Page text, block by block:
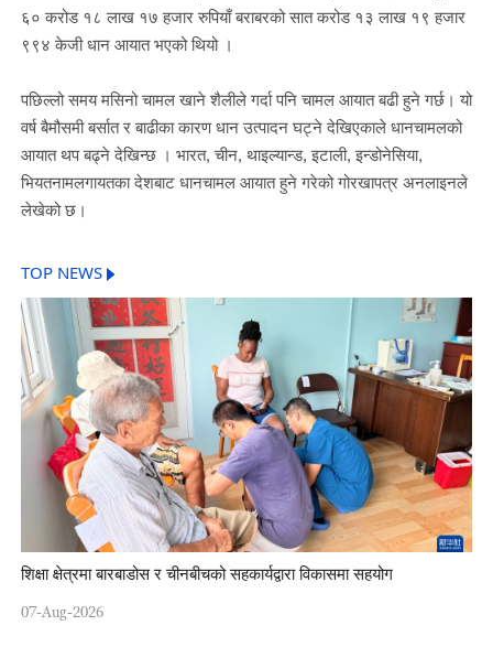
६० करोड १८ लाख १७ हजार रुपियाँ बराबरको सात करोड १३ लाख १९ हजार
९९४ केजी धान आयात भएको थियो ।
पछिल्लो समय मसिनो चामल खाने शैलीले गर्दा पनि चामल आयात बढी हुने गर्छ। यो
वर्ष बैमौसमी बर्सात र बाढीका कारण धान उत्पादन घट्ने देखिएकाले धानचामलको
आयात थप बढ्ने देखिन्छ । भारत, चीन, थाइल्यान्ड, इटाली, इन्डोनेसिया,
भियतनामलगायतका देशबाट धानचामल आयात हुने गरेको गोरखापत्र अनलाइनले
लेखेको छ।
TOP NEWS
शिक्षा क्षेत्रमा बारबाडोस र चीनबीचको सहकार्यद्वारा विकासमा सहयोग
07-Aug-2026